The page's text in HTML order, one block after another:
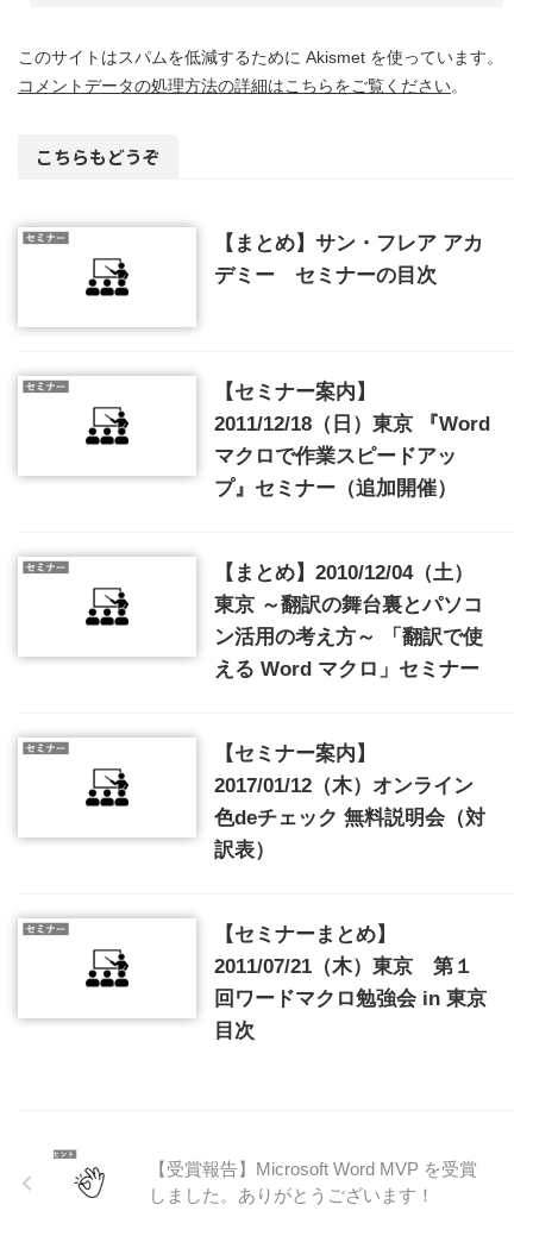
このサイトはスパムを低減するために Akismet を使っています。
コメントデータの処理方法の詳細はこちらをご覧ください。
こちらもどうぞ
【まとめ】サン・フレア アカ
デミー セミナーの目次
【セミナー案内】
2011/12/18（日）東京 『Word
マクロで作業スピードアッ
プ』セミナー（追加開催）
【まとめ】2010/12/04（土）
東京 ～翻訳の舞台裏とパソコ
ン活用の考え方～ 「翻訳で使
える Word マクロ」セミナー
【セミナー案内】
2017/01/12（木）オンライン
色deチェック 無料説明会（対
訳表）
【セミナーまとめ】
2011/07/21（木）東京 第１
回ワードマクロ勉強会 in 東京
目次
【受賞報告】Microsoft Word MVP を受賞
しました。ありがとうございます！